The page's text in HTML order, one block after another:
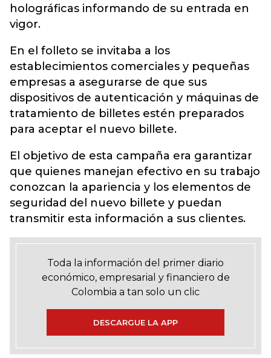
holográficas informando de su entrada en
vigor.
En el folleto se invitaba a los
establecimientos comerciales y pequeñas
empresas a asegurarse de que sus
dispositivos de autenticación y máquinas de
tratamiento de billetes estén preparados
para aceptar el nuevo billete.
El objetivo de esta campaña era garantizar
que quienes manejan efectivo en su trabajo
conozcan la apariencia y los elementos de
seguridad del nuevo billete y puedan
transmitir esta información a sus clientes.
Toda la información del primer diario
económico, empresarial y financiero de
Colombia a tan solo un clic
DESCARGUE LA APP